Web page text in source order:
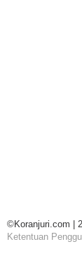
©Koranjuri.com |
Ketentuan